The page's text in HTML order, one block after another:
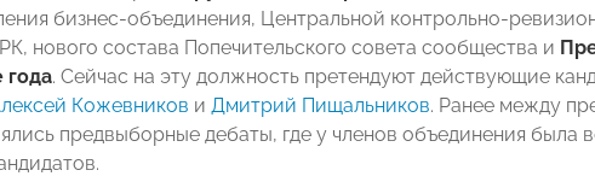
бизнес-объединения, Центральной контрольно-
нового состава Попечительского совета сообщества и
года. Сейчас на эту должность претендуют действующие
Кожевников и Дмитрий Пищальников. Ранее между
предвыборные дебаты, где у членов объединения была